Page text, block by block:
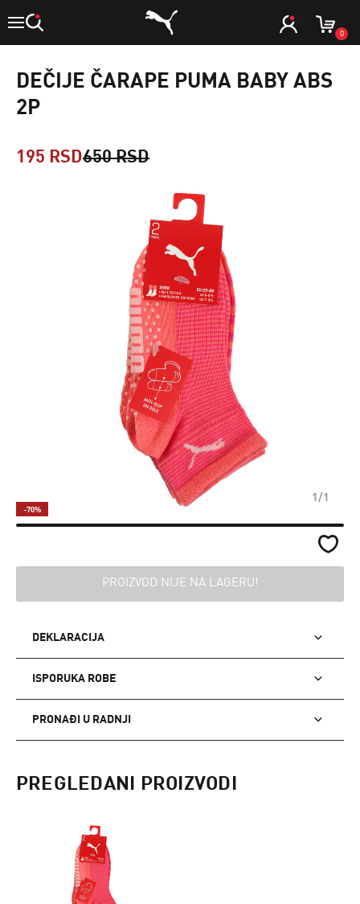
0
DEČIJE ČARAPE PUMA BABY ABS
2P
195 RSD650 RSD
1/1
-70%
PROIZVOD NIJE NA LAGERU!
DEKLARACIJA
ISPORUKA ROBE
PRONAĐI U RADNJI
PREGLEDANI PROIZVODI